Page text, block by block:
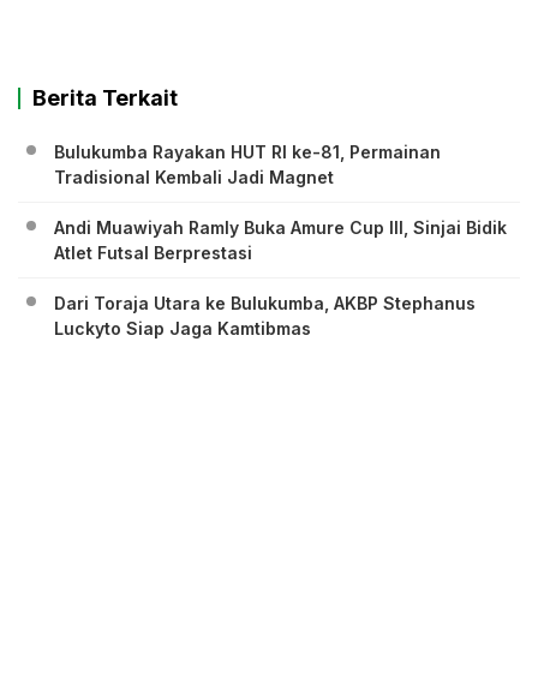
Berita Terkait
Bulukumba Rayakan HUT RI ke-81, Permainan
Tradisional Kembali Jadi Magnet
Andi Muawiyah Ramly Buka Amure Cup III, Sinjai Bidik
Atlet Futsal Berprestasi
Dari Toraja Utara ke Bulukumba, AKBP Stephanus
Luckyto Siap Jaga Kamtibmas